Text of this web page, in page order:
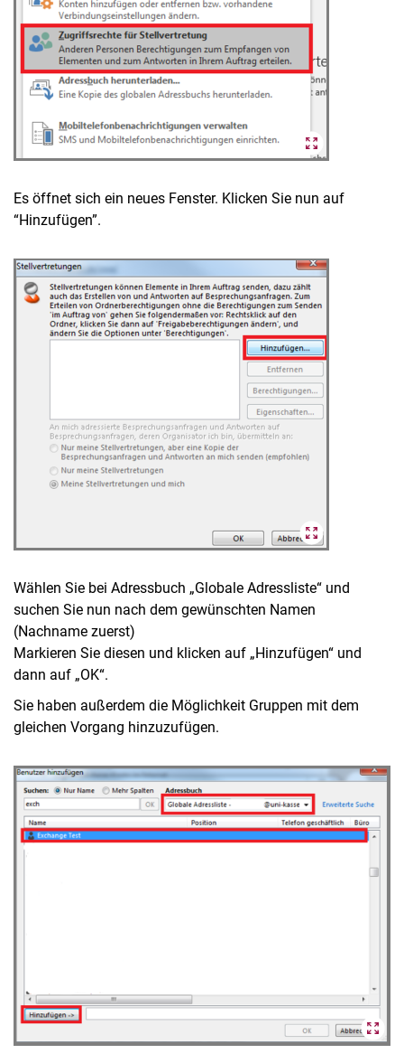
Es öffnet sich ein neues Fenster. Klicken Sie nun auf
“Hinzufügen”.
Wählen Sie bei Adressbuch „Globale Adressliste“ und
suchen Sie nun nach dem gewünschten Namen
(Nachname zuerst)
Markieren Sie diesen und klicken auf „Hinzufügen“ und
dann auf „OK“.
Sie haben außerdem die Möglichkeit Gruppen mit dem
gleichen Vorgang hinzuzufügen.